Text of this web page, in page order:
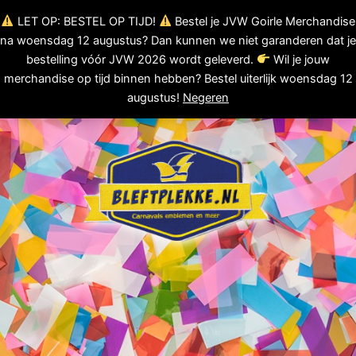
LET OP: BESTEL OP TIJD!
Bestel je JVW Goirle Merchandise
na woensdag 12 augustus? Dan kunnen we niet garanderen dat je
bestelling vóór JVW 2026 wordt geleverd.
Wil je jouw
merchandise op tijd binnen hebben? Bestel uiterlijk woensdag 12
augustus! Negeren
naar
de
inhoud
0
Winkelwagen